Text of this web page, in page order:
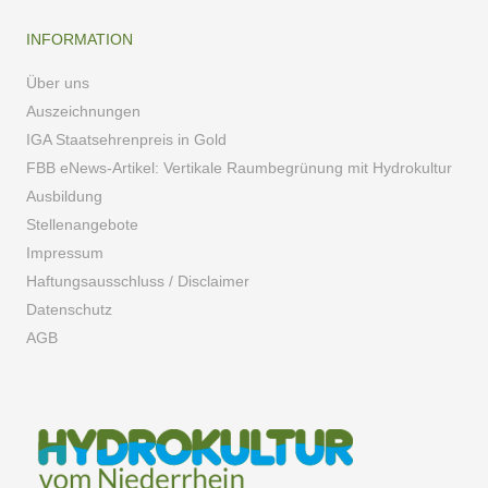
INFORMATION
Über uns
Auszeichnungen
IGA Staatsehrenpreis in Gold
FBB eNews-Artikel: Vertikale Raumbegrünung mit Hydrokultur
Ausbildung
Stellenangebote
Impressum
Haftungsausschluss / Disclaimer
Datenschutz
AGB